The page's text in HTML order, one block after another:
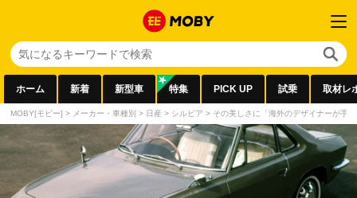
ホーム 新着 新型車 特集 PICK UP 試乗 取材レ
MOBY[モビー] > メーカー・車種別 > 日産 > シルビア > その美しさに「海外のデザイナーが手